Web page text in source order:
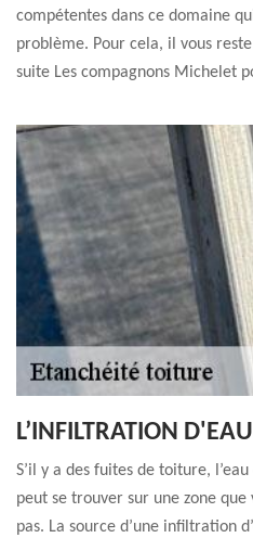
compétentes dans ce domaine
problème. Pour cela, il vous
suite Les compagnons Michelet
L’INFILTRATION
S’il y a des fuites de toiture,
peut se trouver sur une zone que
pas. La source d’une infiltration